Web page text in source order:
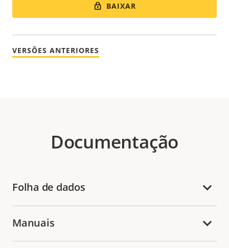
BAIXAR
VERSÕES ANTERIORES
Documentação
Folha de dados
Manuais